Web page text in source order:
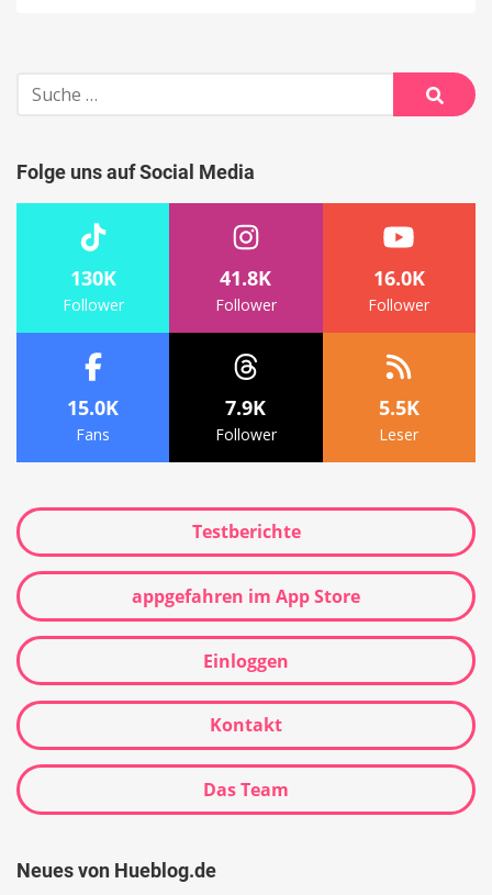
Suche
nach:
Suche
Folge uns auf Social Media
130K
Follower
41.8K
Follower
16.0K
Follower
15.0K
Fans
7.9K
Follower
5.5K
Leser
Testberichte
appgefahren im App Store
Einloggen
Kontakt
Das Team
Neues von Hueblog.de